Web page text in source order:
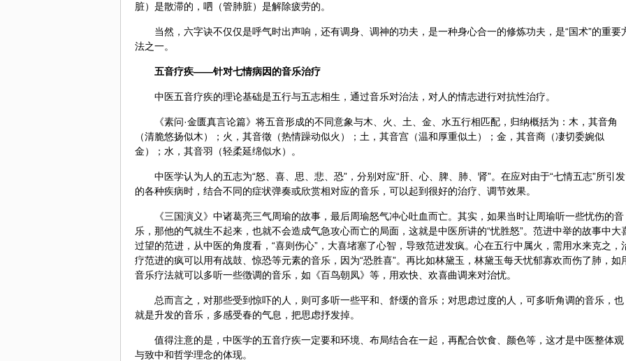
脏）是散滞的，呬（管肺脏）是解除疲劳的。
当然，六字诀不仅仅是呼气时出声响，还有调身、调神的功夫，是一种身心合一的修炼功夫，是“国术”的重要
法之一。
五音疗疾——针对七情病因的音乐治疗
中医五音疗疾的理论基础是五行与五志相生，通过音乐对治法，对人的情志进行对抗性治疗。
《素问·金匮真言论篇》将五音形成的不同意象与木、火、土、金、水五行相匹配，归纳概括为：木，其音角
（清脆悠扬似木）；火，其音徵（热情躁动似火）；土，其音宫（温和厚重似土）；金，其音商（凄切委婉似
金）；水，其音羽（轻柔延绵似水）。
中医学认为人的五志为“怒、喜、思、悲、恐”，分别对应“肝、心、脾、肺、肾”。在应对由于“七情五志”所引发
的各种疾病时，结合不同的症状弹奏或欣赏相对应的音乐，可以起到很好的治疗、调节效果。
《三国演义》中诸葛亮三气周瑜的故事，最后周瑜怒气冲心吐血而亡。其实，如果当时让周瑜听一些忧伤的音
乐，那他的气就生不起来，也就不会造成气急攻心而亡的局面，这就是中医所讲的“忧胜怒”。范进中举的故事中大
过望的范进，从中医的角度看，“喜则伤心”，大喜堵塞了心智，导致范进发疯。心在五行中属火，需用水来克之，
疗范进的疯可以用有战鼓、惊恐等元素的音乐，因为“恐胜喜”。再比如林黛玉，林黛玉每天忧郁寡欢而伤了肺，如
音乐疗法就可以多听一些徴调的音乐，如《百鸟朝凤》等，用欢快、欢喜曲调来对治忧。
总而言之，对那些受到惊吓的人，则可多听一些平和、舒缓的音乐；对思虑过度的人，可多听角调的音乐，也
就是升发的音乐，多感受春的气息，把思虑抒发掉。
值得注意的是，中医学的五音疗疾一定要和环境、布局结合在一起，再配合饮食 、颜色等，这才是中医整体观
与致中和哲学理念的体现。